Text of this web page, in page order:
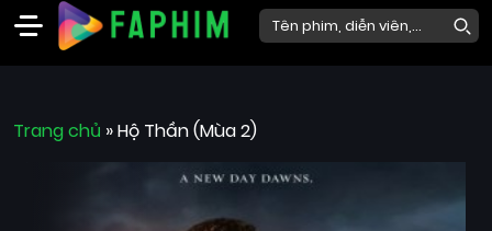
Phim
Trang chủ »Hộ Thần (Mùa 2)